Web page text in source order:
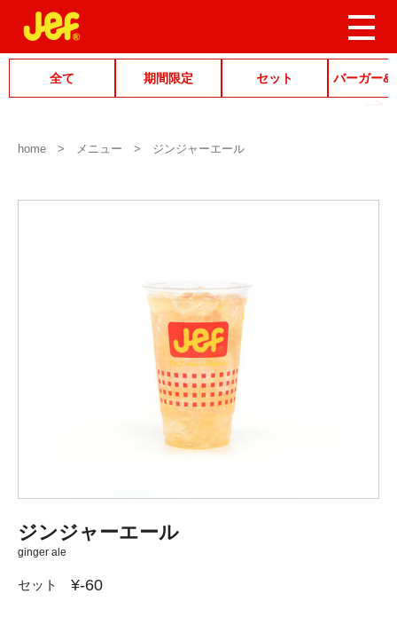
全て 期間限定 セット バーガー&
home メニュー ジンジャーエール
ジンジャーエール
ginger ale
セット ¥-60